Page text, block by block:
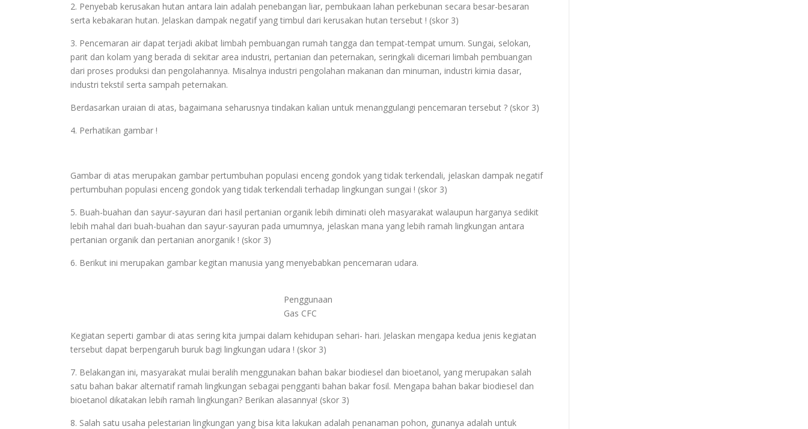
2. Penyebab kerusakan hutan antara lain adalah penebangan liar, pembukaan lahan perkebunan secara besar-besaran
serta kebakaran hutan. Jelaskan dampak negatif yang timbul dari kerusakan hutan tersebut ! (skor 3)
3. Pencemaran air dapat terjadi akibat limbah pembuangan rumah tangga dan tempat-tempat umum. Sungai, selokan,
parit dan kolam yang berada di sekitar area industri, pertanian dan peternakan, seringkali dicemari limbah pembuangan
dari proses produksi dan pengolahannya. Misalnya industri pengolahan makanan dan minuman, industri kimia dasar,
industri tekstil serta sampah peternakan.
Berdasarkan uraian di atas, bagaimana seharusnya tindakan kalian untuk menanggulangi pencemaran tersebut ? (skor 3)
4. Perhatikan gambar !
Gambar di atas merupakan gambar pertumbuhan populasi enceng gondok yang tidak terkendali, jelaskan dampak negatif
pertumbuhan populasi enceng gondok yang tidak terkendali terhadap lingkungan sungai ! (skor 3)
5. Buah-buahan dan sayur-sayuran dari hasil pertanian organik lebih diminati oleh masyarakat walaupun harganya sedikit
lebih mahal dari buah-buahan dan sayur-sayuran pada umumnya, jelaskan mana yang lebih ramah lingkungan antara
pertanian organik dan pertanian anorganik ! (skor 3)
6. Berikut ini merupakan gambar kegitan manusia yang menyebabkan pencemaran udara.
Penggunaan
Gas CFC
Kegiatan seperti gambar di atas sering kita jumpai dalam kehidupan sehari- hari. Jelaskan mengapa kedua jenis kegiatan
tersebut dapat berpengaruh buruk bagi lingkungan udara ! (skor 3)
7. Belakangan ini, masyarakat mulai beralih menggunakan bahan bakar biodiesel dan bioetanol, yang merupakan salah
satu bahan bakar alternatif ramah lingkungan sebagai pengganti bahan bakar fosil. Mengapa bahan bakar biodiesel dan
bioetanol dikatakan lebih ramah lingkungan? Berikan alasannya! (skor 3)
8. Salah satu usaha pelestarian lingkungan yang bisa kita lakukan adalah penanaman pohon, gunanya adalah untuk